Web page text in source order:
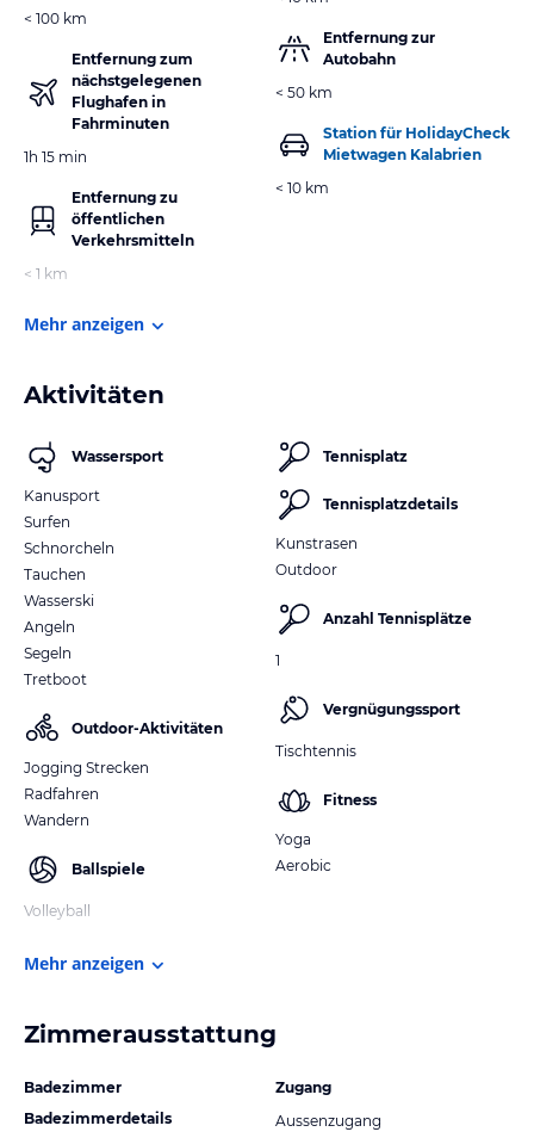
< 100 km
Entfernung zum
nächstgelegenen
Flughafen in
Fahrminuten
1h 15 min
Entfernung zu
öffentlichen
Verkehrsmitteln
< 1 km
Entfernung zur
Autobahn
< 50 km
Station für HolidayCheck
Mietwagen Kalabrien
< 10 km
Mehr anzeigen
Aktivitäten
Wassersport
Kanusport
Surfen
Schnorcheln
Tauchen
Wasserski
Angeln
Segeln
Tretboot
Outdoor-Aktivitäten
Jogging Strecken
Radfahren
Wandern
Ballspiele
Volleyball
Tennisplatz
Tennisplatzdetails
Kunstrasen
Outdoor
Anzahl Tennisplätze
1
Vergnügungssport
Tischtennis
Fitness
Yoga
Aerobic
Mehr anzeigen
Zimmerausstattung
Badezimmer
Badezimmerdetails
Zugang
Aussenzugang